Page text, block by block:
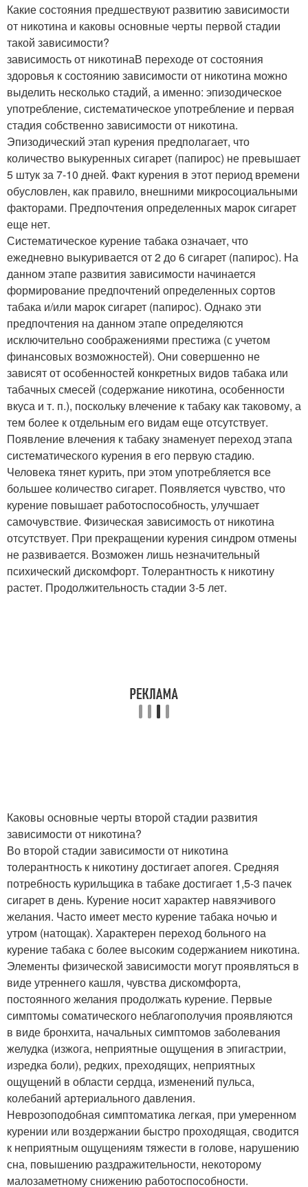
Какие состояния предшествуют развитию зависимости
от никотина и каковы основные черты первой стадии
такой зависимости?
зависимость от никотинаВ переходе от состояния
здоровья к состоянию зависимости от никотина можно
выделить несколько стадий, а именно: эпизодическое
употребление, систематическое употребление и первая
стадия собственно зависимости от никотина.
Эпизодический этап курения предполагает, что
количество выкуренных сигарет (папирос) не превышает
5 штук за 7-10 дней. Факт курения в этот период времени
обусловлен, как правило, внешними микросоциальными
факторами. Предпочтения определенных марок сигарет
еще нет.
Систематическое курение табака означает, что
ежедневно выкуривается от 2 до 6 сигарет (папирос). На
данном этапе развития зависимости начинается
формирование предпочтений определенных сортов
табака и/или марок сигарет (папирос). Однако эти
предпочтения на данном этапе определяются
исключительно соображениями престижа (с учетом
финансовых возможностей). Они совершенно не
зависят от особенностей конкретных видов табака или
табачных смесей (содержание никотина, особенности
вкуса и т. п.), поскольку влечение к табаку как таковому, а
тем более к отдельным его видам еще отсутствует.
Появление влечения к табаку знаменует переход этапа
систематического курения в его первую стадию.
Человека тянет курить, при этом употребляется все
большее количество сигарет. Появляется чувство, что
курение повышает работоспособность, улучшает
самочувствие. Физическая зависимость от никотина
отсутствует. При прекращении курения синдром отмены
не развивается. Возможен лишь незначительный
психический дискомфорт. Толерантность к никотину
растет. Продолжительность стадии 3-5 лет.
Каковы основные черты второй стадии развития
зависимости от никотина?
Во второй стадии зависимости от никотина
толерантность к никотину достигает апогея. Средняя
потребность курильщика в табаке достигает 1,5-3 пачек
сигарет в день. Курение носит характер навязчивого
желания. Часто имеет место курение табака ночью и
утром (натощак). Характерен переход больного на
курение табака с более высоким содержанием никотина.
Элементы физической зависимости могут проявляться в
виде утреннего кашля, чувства дискомфорта,
постоянного желания продолжать курение. Первые
симптомы соматического неблагополучия проявляются
в виде бронхита, начальных симптомов заболевания
желудка (изжога, неприятные ощущения в эпигастрии,
изредка боли), редких, преходящих, неприятных
ощущений в области сердца, изменений пульса,
колебаний артериального давления.
Неврозоподобная симптоматика легкая, при умеренном
курении или воздержании быстро проходящая, сводится
к неприятным ощущениям тяжести в голове, нарушению
сна, повышению раздражительности, некоторому
малозаметному снижению работоспособности.